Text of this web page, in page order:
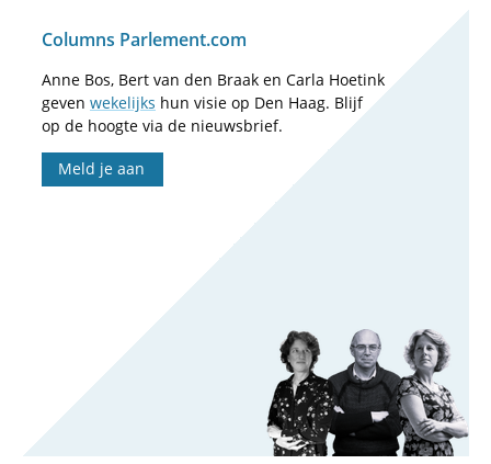
Columns Parlement.com
Anne Bos, Bert van den Braak en Carla Hoetink
geven wekelijks hun visie op Den Haag. Blijf
op de hoogte via de nieuwsbrief.
Meld je aan